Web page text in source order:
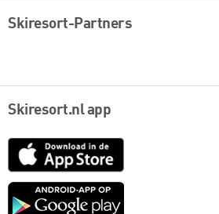
Skiresort-Partners
Skiresort.nl app
App
Google